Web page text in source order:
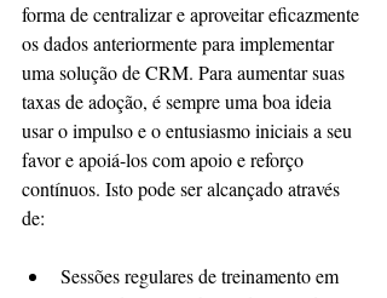
forma de centralizar e aproveitar eficazmente
os dados anteriormente para implementar
uma solução de CRM. Para aumentar suas
taxas de adoção, é sempre uma boa ideia
usar o impulso e o entusiasmo iniciais a seu
favor e apoiá-los com apoio e reforço
contínuos. Isto pode ser alcançado através
de:
Sessões regulares de treinamento em